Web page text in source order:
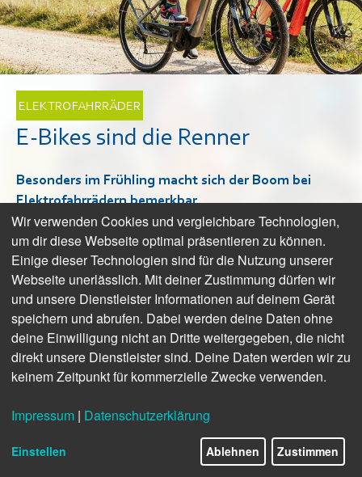
ELEKTROFAHRRÄDER
E-Bikes sind die Renner
Besonders im Frühling macht sich der Boom bei
Elektrofahrrädern bemerkbar.
Wir verwenden Cookies und vergleichbare Technologien,
um dir diese Webseite optimal präsentieren zu können.
Einige dieser Technologien sind für die Nutzung unserer
Webseite unerlässlich. Mit deiner Zustimmung dürfen wir
und unsere Dienstleister Informationen auf deinem Gerät
speichern und abrufen. Dabei werden deine Daten ohne
deine Einwilligung nicht an Dritte weitergegeben, die nicht
direkt unsere Dienstleister sind. Deine Daten werden wir zu
keinem Zeitpunkt für kommerzielle Zwecke verwenden.
Impressum | Datenschutzerklärung
Einstellen Ablehnen Zustimmen